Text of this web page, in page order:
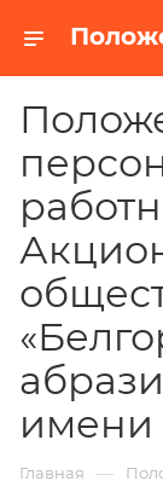
имени
Главная —